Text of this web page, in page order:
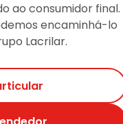
ao consumidor final.
encaminhá-lo
Lacrilar.